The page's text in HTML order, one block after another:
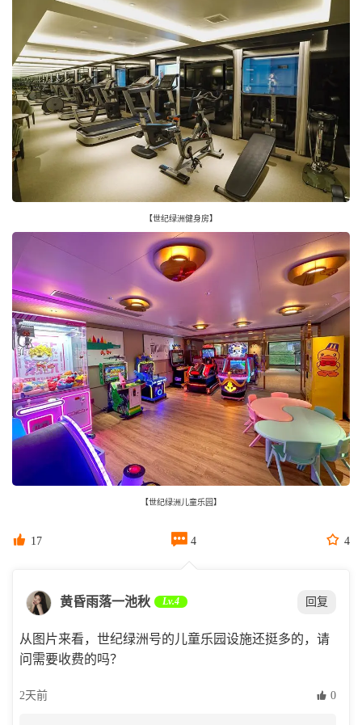
【世纪绿洲健身房】
【世纪绿洲儿童乐园】
 17  4  4
黄昏雨落一池秋 Lv.4 回复
从图片来看，世纪绿洲号的儿童乐园设施还挺多的，请
问需要收费的吗？
2天前  0